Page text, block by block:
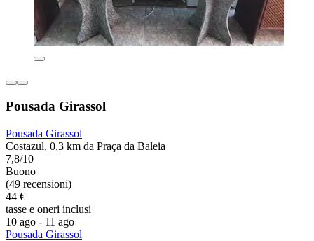
Pousada Girassol
Pousada Girassol
Costazul, 0,3 km da Praça da Baleia
7,8/10
Buono
(49 recensioni)
44 €
tasse e oneri inclusi
10 ago - 11 ago
Pousada Girassol